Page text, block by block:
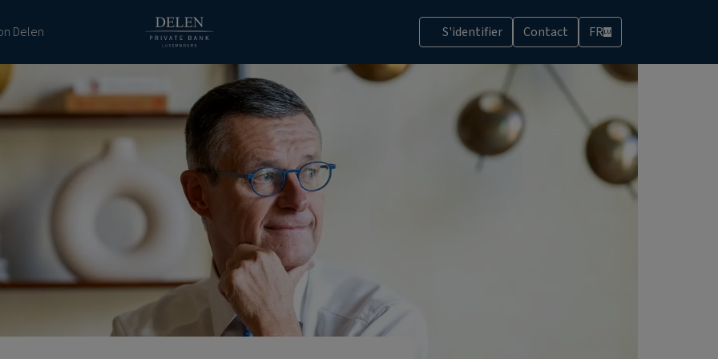
Delen S'identifier Contact FRLU